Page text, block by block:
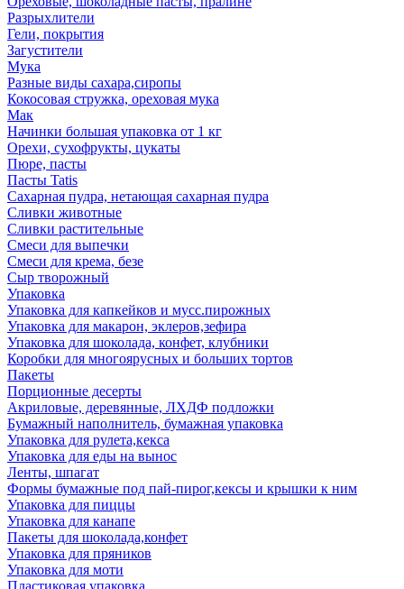
Разрыхлители
Гели, покрытия
Загустители
Мука
Разные виды сахара,сиропы
Кокосовая стружка, ореховая мука
Мак
Начинки большая упаковка от 1 кг
Орехи, сухофрукты, цукаты
Пюре, пасты
Пасты Tatis
Сахарная пудра, нетающая сахарная пудра
Сливки животные
Сливки растительные
Смеси для выпечки
Смеси для крема, безе
Сыр творожный
Упаковка
Упаковка для капкейков и мусс.пирожных
Упаковка для макарон, эклеров,зефира
Упаковка для шоколада, конфет, клубники
Коробки для многоярусных и больших тортов
Пакеты
Порционные десерты
Акриловые, деревянные, ЛХДФ подложки
Бумажный наполнитель, бумажная упаковка
Упаковка для рулета,кекса
Упаковка для еды на вынос
Ленты, шпагат
Формы бумажные под пай-пирог,кексы и крышки к ним
Упаковка для пиццы
Упаковка для канапе
Пакеты для шоколада,конфет
Упаковка для пряников
Упаковка для моти
Пластиковая упаковка